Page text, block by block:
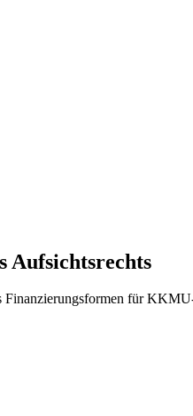
Aufsichtsrechts
für